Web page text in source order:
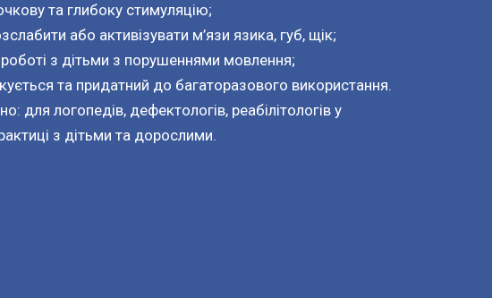
та глибоку стимуляцію;
або активізувати м’язи язика, губ, щік;
з дітьми з порушеннями мовлення;
та придатний до багаторазового використання.
для логопедів, дефектологів, реабілітологів у
з дітьми та дорослими.